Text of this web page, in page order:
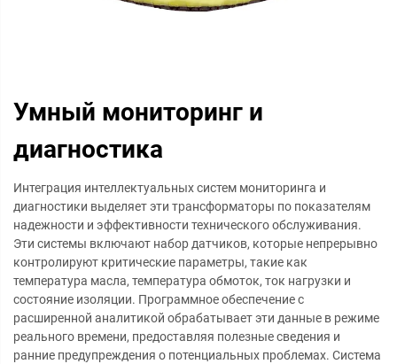
Умный мониторинг и
диагностика
Интеграция интеллектуальных систем мониторинга и
диагностики выделяет эти трансформаторы по показателям
надежности и эффективности технического обслуживания.
Эти системы включают набор датчиков, которые непрерывно
контролируют критические параметры, такие как
температура масла, температура обмоток, ток нагрузки и
состояние изоляции. Программное обеспечение с
расширенной аналитикой обрабатывает эти данные в режиме
реального времени, предоставляя полезные сведения и
ранние предупреждения о потенциальных проблемах. Система